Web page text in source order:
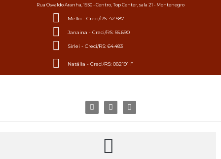
Rua Osvaldo Aranha, 1930 - Centro, Top Center, sala 21 - Montenegro
Mello - Creci/RS: 42.587
Janaina - Creci/RS: 55.690
Sirlei - Creci/RS: 64.483
Natália - Creci/RS: 082191 F